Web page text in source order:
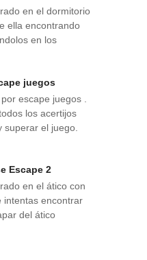
en el dormitorio
ella encontrando
en los
juegos
escape juegos .
los acertijos
superar el juego.
Escape 2
en el ático con
intentas encontrar
del ático